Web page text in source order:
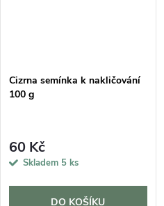
Cizrna semínka k nakličování
100 g
60 Kč
Skladem 5 ks
DO KOŠÍKU